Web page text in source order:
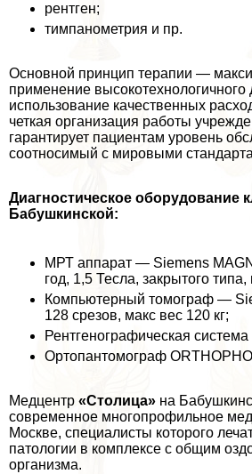
рентген;
тимпанометрия и пр.
Основной принцип терапии —
применение высокотехнологичного
использование качественных
четкая организация работы
гарантирует пациентам уровень
соотносимый с мировыми
Диагностическое оборудование
Бабушкинской:
МРТ аппарат — Siemens
год, 1,5 Тесла, закрытого типа,
Компьютерный томограф —
128 срезов, макс вес 120 кг;
Рентгенографическая
Ортопантомограф
Медцентр «Столица» на
современное многопрофильное
Москве, специалисты которого
патологии в комплексе с общим
организма.